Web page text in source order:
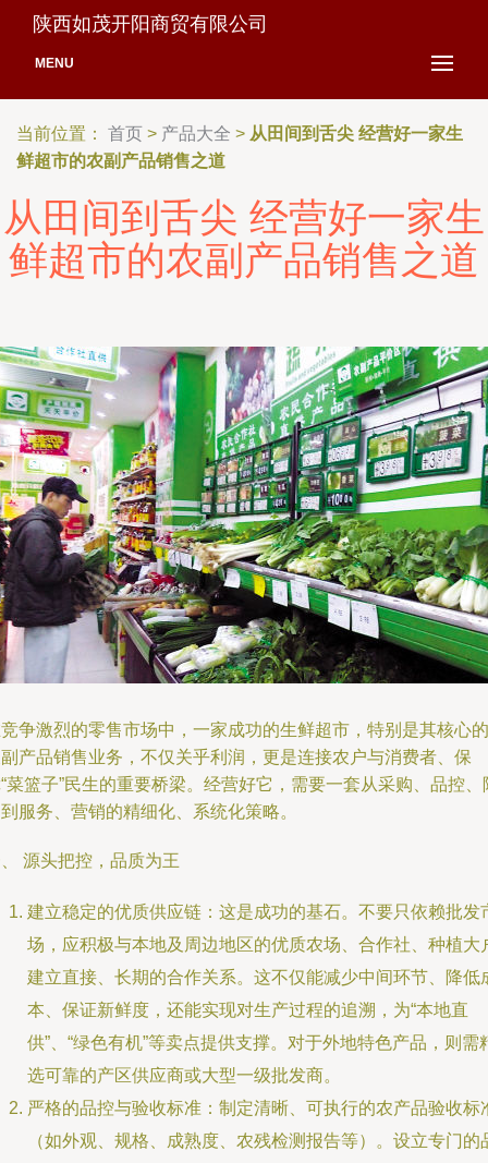
陕西如茂开阳商贸有限公司
MENU
当前位置： 首页 > 产品大全 > 从田间到舌尖 经营好一家生
鲜超市的农副产品销售之道
从田间到舌尖 经营好一家生
鲜超市的农副产品销售之道
争激烈的零售市场中，一家成功的生鲜超市，特别是其核心的
产品销售业务，不仅关乎利润，更是连接农户与消费者、保
菜篮子”民生的重要桥梁。经营好它，需要一套从采购、品控、
服务、营销的精细化、系统化策略。
源头把控，品质为王
建立稳定的优质供应链：这是成功的基石。不要只依赖批发
场，应积极与本地及周边地区的优质农场、合作社、种植大
建立直接、长期的合作关系。这不仅能减少中间环节、降低
本、保证新鲜度，还能实现对生产过程的追溯，为“本地直
供”、“绿色有机”等卖点提供支撑。对于外地特色产品，则需
选可靠的产区供应商或大型一级批发商。
严格的品控与验收标准：制定清晰、可执行的农产品验收标
（如外观、规格、成熟度、农残检测报告等）。设立专门的